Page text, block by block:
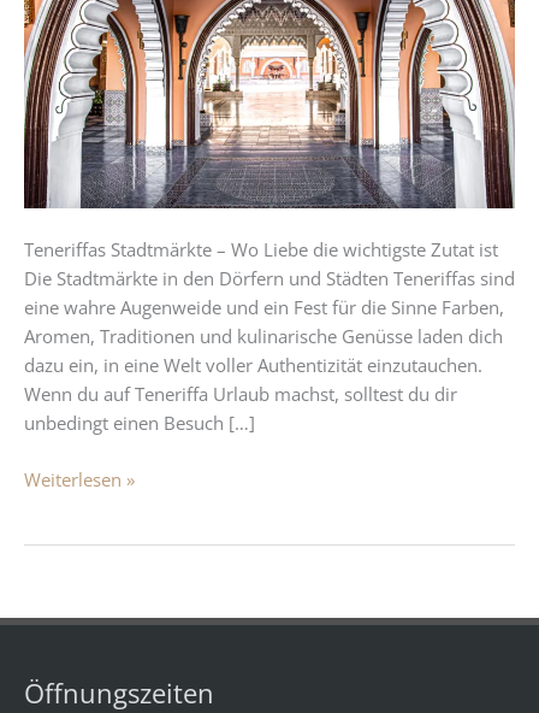
Teneriffas Stadtmärkte – Wo Liebe die wichtigste Zutat ist
Die Stadtmärkte in den Dörfern und Städten Teneriffas sind
eine wahre Augenweide und ein Fest für die Sinne Farben,
Aromen, Traditionen und kulinarische Genüsse laden dich
dazu ein, in eine Welt voller Authentizität einzutauchen.
Wenn du auf Teneriffa Urlaub machst, solltest du dir
unbedingt einen Besuch […]
Liebe
die
wichtigste
Zutat
ist
Weiterlesen »
Öffnungszeiten